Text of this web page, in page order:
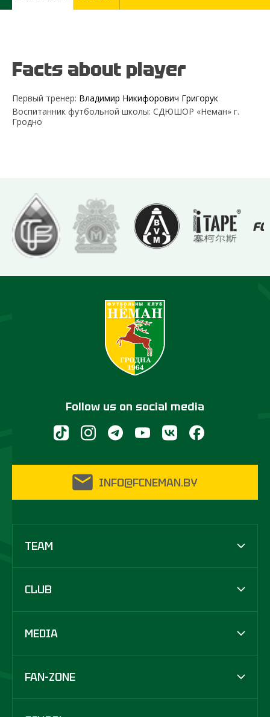
Facts about player
Первый тренер: Владимир Никифорович Григорук
Воспитанник футбольной школы: СДЮШОР «Неман» г.
Гродно
Follow us on social media
INFO@FCNEMAN.BY
TEAM
CLUB
MEDIA
FAN-ZONE